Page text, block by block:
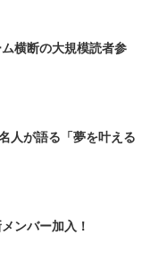
横断の大規模読者参
人が語る「夢を叶える
ンバー加入！